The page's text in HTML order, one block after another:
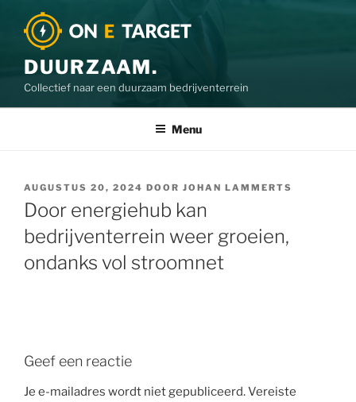
DUURZAAM.
Collectief naar een duurzaam bedrijventerrein
Menu
AUGUSTUS 20, 2024 DOOR JOHAN LAMMERTS
Door energiehub kan
bedrijventerrein weer groeien,
ondanks vol stroomnet
Geef een reactie
Je e-mailadres wordt niet gepubliceerd.Vereiste